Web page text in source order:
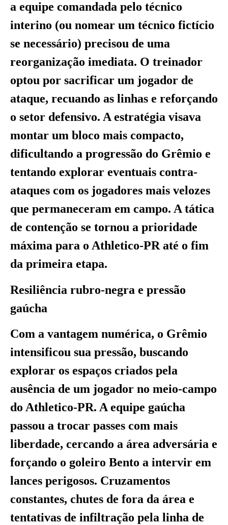
a equipe comandada pelo técnico
interino (ou nomear um técnico fictício
se necessário) precisou de uma
reorganização imediata. O treinador
optou por sacrificar um jogador de
ataque, recuando as linhas e reforçando
o setor defensivo. A estratégia visava
montar um bloco mais compacto,
dificultando a progressão do Grêmio e
tentando explorar eventuais contra-
ataques com os jogadores mais velozes
que permaneceram em campo. A tática
de contenção se tornou a prioridade
máxima para o Athletico-PR até o fim
da primeira etapa.
Resiliência rubro-negra e pressão
gaúcha
Com a vantagem numérica, o Grêmio
intensificou sua pressão, buscando
explorar os espaços criados pela
ausência de um jogador no meio-campo
do Athletico-PR. A equipe gaúcha
passou a trocar passes com mais
liberdade, cercando a área adversária e
forçando o goleiro Bento a intervir em
lances perigosos. Cruzamentos
constantes, chutes de fora da área e
tentativas de infiltração pela linha de